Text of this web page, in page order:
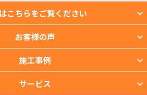
こちらをご覧ください
お客様の声
施工事例
サービス